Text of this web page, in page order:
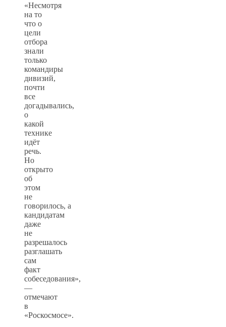
«Несмотря
на то
что о
цели
отбора
знали
только
командиры
дивизий,
почти
все
догадывались,
о
какой
технике
идёт
речь.
Но
открыто
об
этом
не
говорилось, а
кандидатам
даже
не
разрешалось
разглашать
сам
факт
собеседования»,
—
отмечают
в
«Роскосмосе».